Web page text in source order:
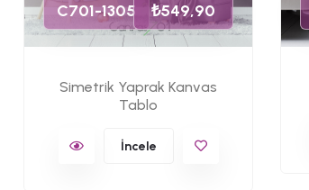
C701-1305 ₺549,90
Simetrik Yaprak Kanvas
Tablo
İncele